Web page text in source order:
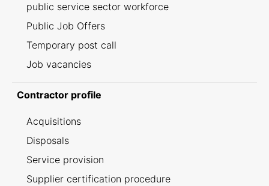
public service sector workforce
Public Job Offers
Temporary post call
Job vacancies
Contractor profile
Acquisitions
Disposals
Service provision
Supplier certification procedure